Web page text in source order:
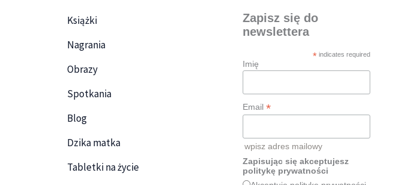
Książki
Nagrania
Obrazy
Spotkania
Blog
Dzika matka
Tabletki na życie
Zapisz się do
newslettera
* indicates required
Imię
Email *
wpisz adres mailowy
Zapisując się akceptujesz
politykę prywatności